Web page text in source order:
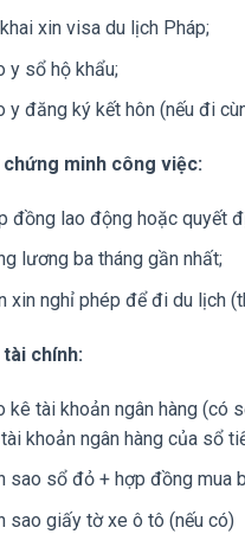
xin visa du lịch Pháp;
y sổ hộ khẩu;
y đăng ký kết hôn (nếu đi
chứng minh công việc:
đồng lao động hoặc quyết
lương ba tháng gần nhất;
xin nghỉ phép để đi du lịch
tài chính:
kê tài khoản ngân hàng (có
khoản ngân hàng của sổ
sao sổ đỏ + hợp đồng mua
sao giấy tờ xe ô tô (nếu có)